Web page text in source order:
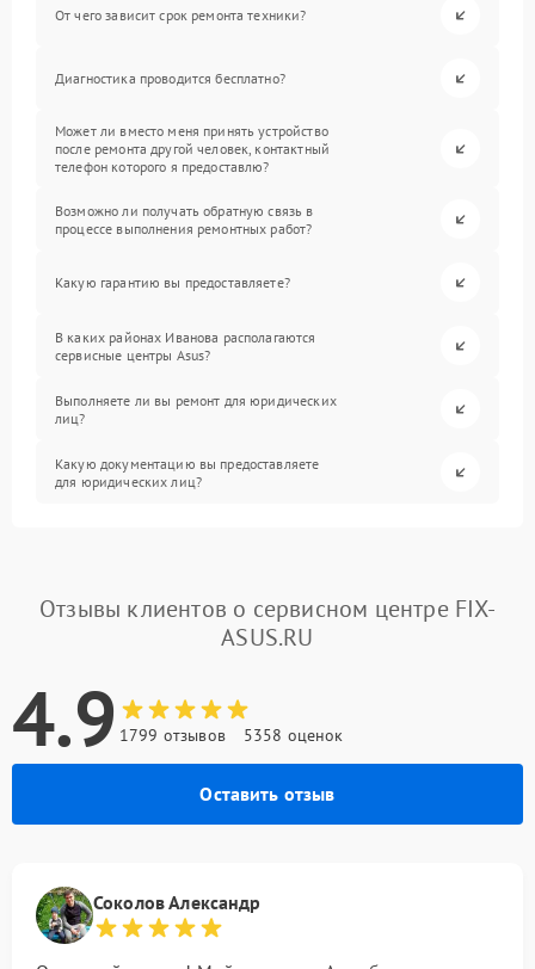
От чего зависит срок ремонта техники?
Диагностика проводится бесплатно?
Может ли вместо меня принять устройство
после ремонта другой человек, контактный
телефон которого я предоставлю?
Возможно ли получать обратную связь в
процессе выполнения ремонтных работ?
Какую гарантию вы предоставляете?
В каких районах Иванова располагаются
сервисные центры Asus?
Выполняете ли вы ремонт для юридических
лиц?
Какую документацию вы предоставляете
для юридических лиц?
Отзывы клиентов о сервисном центре FIX-
ASUS.RU
4.9 1799 отзывов 5358 оценок
Оставить отзыв
Соколов Александр